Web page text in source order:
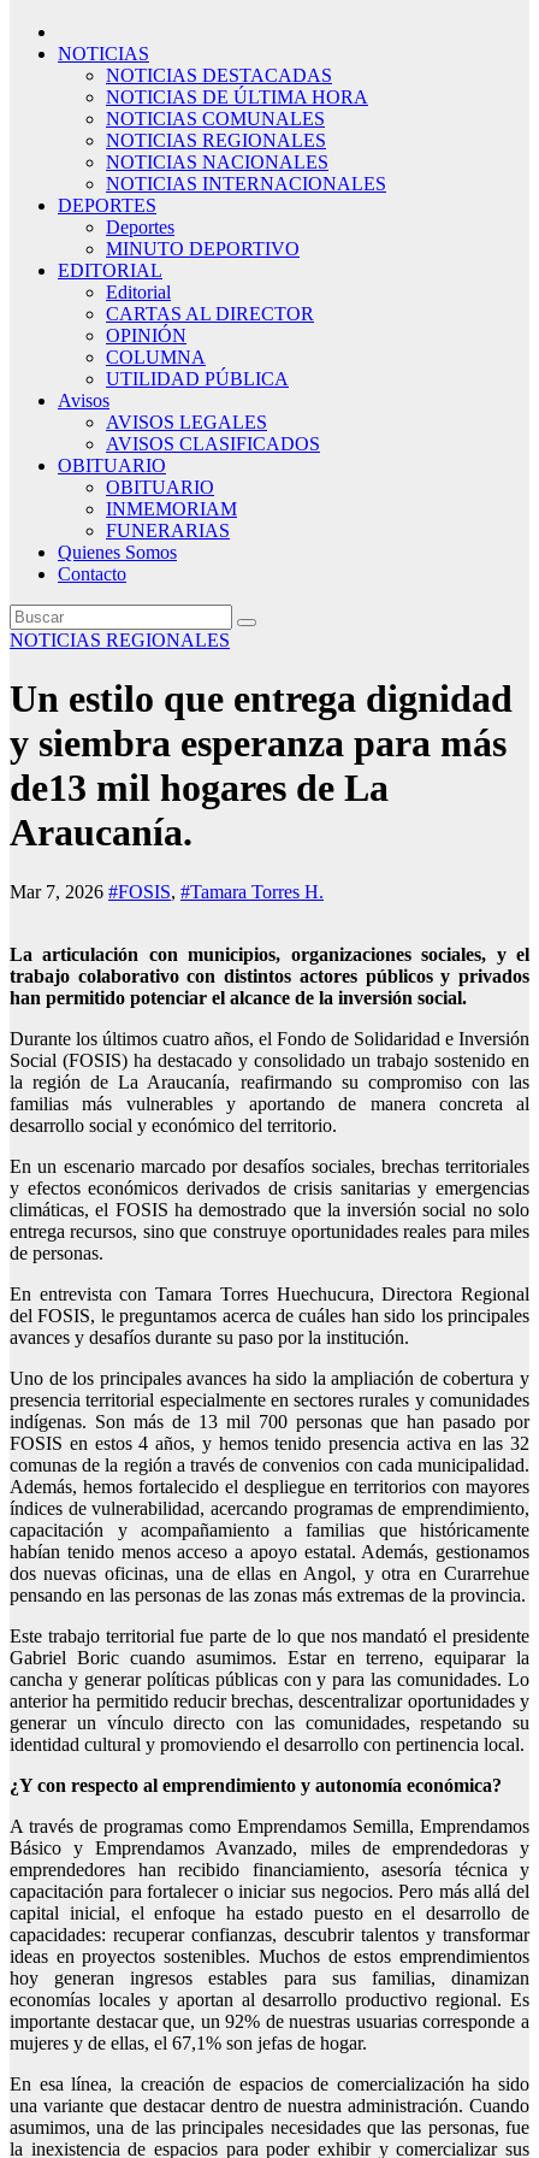
NOTICIAS
NOTICIAS DESTACADAS
NOTICIAS DE ÚLTIMA HORA
NOTICIAS COMUNALES
NOTICIAS REGIONALES
NOTICIAS NACIONALES
NOTICIAS INTERNACIONALES
DEPORTES
Deportes
MINUTO DEPORTIVO
EDITORIAL
Editorial
CARTAS AL DIRECTOR
OPINIÓN
COLUMNA
UTILIDAD PÚBLICA
Avisos
AVISOS LEGALES
AVISOS CLASIFICADOS
OBITUARIO
OBITUARIO
INMEMORIAM
FUNERARIAS
Quienes Somos
Contacto
NOTICIAS REGIONALES
Un estilo que entrega dignidad
y siembra esperanza para más
de13 mil hogares de La
Araucanía.
Mar 7, 2026 #FOSIS, #Tamara Torres H.
La articulación con municipios, organizaciones sociales, y el
trabajo colaborativo con distintos actores públicos y privados
han permitido potenciar el alcance de la inversión social.
Durante los últimos cuatro años, el Fondo de Solidaridad e Inversión
Social (FOSIS) ha destacado y consolidado un trabajo sostenido en
la región de La Araucanía, reafirmando su compromiso con las
familias más vulnerables y aportando de manera concreta al
desarrollo social y económico del territorio.
En un escenario marcado por desafíos sociales, brechas territoriales
y efectos económicos derivados de crisis sanitarias y emergencias
climáticas, el FOSIS ha demostrado que la inversión social no solo
entrega recursos, sino que construye oportunidades reales para miles
de personas.
En entrevista con Tamara Torres Huechucura, Directora Regional
del FOSIS, le preguntamos acerca de cuáles han sido los principales
avances y desafíos durante su paso por la institución.
Uno de los principales avances ha sido la ampliación de cobertura y
presencia territorial especialmente en sectores rurales y comunidades
indígenas. Son más de 13 mil 700 personas que han pasado por
FOSIS en estos 4 años, y hemos tenido presencia activa en las 32
comunas de la región a través de convenios con cada municipalidad.
Además, hemos fortalecido el despliegue en territorios con mayores
índices de vulnerabilidad, acercando programas de emprendimiento,
capacitación y acompañamiento a familias que históricamente
habían tenido menos acceso a apoyo estatal. Además, gestionamos
dos nuevas oficinas, una de ellas en Angol, y otra en Curarrehue
pensando en las personas de las zonas más extremas de la provincia.
Este trabajo territorial fue parte de lo que nos mandató el presidente
Gabriel Boric cuando asumimos. Estar en terreno, equiparar la
cancha y generar políticas públicas con y para las comunidades. Lo
anterior ha permitido reducir brechas, descentralizar oportunidades y
generar un vínculo directo con las comunidades, respetando su
identidad cultural y promoviendo el desarrollo con pertinencia local.
¿Y con respecto al emprendimiento y autonomía económica?
A través de programas como Emprendamos Semilla, Emprendamos
Básico y Emprendamos Avanzado, miles de emprendedoras y
emprendedores han recibido financiamiento, asesoría técnica y
capacitación para fortalecer o iniciar sus negocios. Pero más allá del
capital inicial, el enfoque ha estado puesto en el desarrollo de
capacidades: recuperar confianzas, descubrir talentos y transformar
ideas en proyectos sostenibles. Muchos de estos emprendimientos
hoy generan ingresos estables para sus familias, dinamizan
economías locales y aportan al desarrollo productivo regional. Es
importante destacar que, un 92% de nuestras usuarias corresponde a
mujeres y de ellas, el 67,1% son jefas de hogar.
En esa línea, la creación de espacios de comercialización ha sido
una variante que destacar dentro de nuestra administración. Cuando
asumimos, una de las principales necesidades que las personas, fue
la inexistencia de espacios para poder exhibir y comercializar sus